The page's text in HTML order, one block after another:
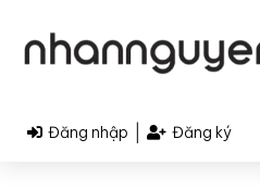
Đăng nhập Đăng ký